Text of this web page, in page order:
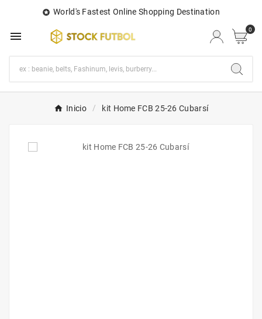
 World's Fastest Online Shopping Destination
 0
Inicio kit Home FCB 25-26 Cubarsí